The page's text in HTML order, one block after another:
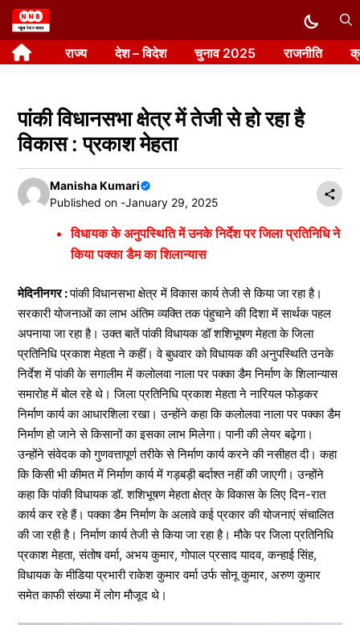
Skip
to
content राज्य देश – विदेश चुनाव 2025 राजनीति
पांकी विधानसभा क्षेत्र में तेजी से हो रहा है
विकास : प्रकाश मेहता
Manisha Kumari
Published on -January 29, 2025
विधायक के अनुपस्थिति में उनके निर्देश पर जिला प्रतिनिधि ने
किया पक्का डैम का शिलान्यास
मेदिनीनगर :पांकी विधानसभा क्षेत्र में विकास कार्य तेजी से किया जा रहा है।
सरकारी योजनाओं का लाभ अंतिम व्यक्ति तक पंहुचाने की दिशा में सार्थक पहल
अपनाया जा रहा है। उक्त बातें पांकी विधायक डॉ शशिभूषण मेहता के जिला
प्रतिनिधि प्रकाश मेहता ने कहीं। वे बुधवार को विधायक की अनुपस्थिति उनके
निर्देश में पांकी के सगालीम में कलोलवा नाला पर पक्का डैम निर्माण के शिलान्यास
समारोह में बोल रहे थे। जिला प्रतिनिधि प्रकाश मेहता ने नारियल फोड़कर
निर्माण कार्य का आधारशिला रखा। उन्होंने कहा कि कलोलवा नाला पर पक्का डैम
निर्माण हो जाने से किसानों का इसका लाभ मिलेगा। पानी की लेयर बढ़ेगा।
उन्होंने संवेदक को गुणवत्तापूर्ण तरीके से निर्माण कार्य करने की नसीहत दी। कहा
कि किसी भी कीमत में निर्माण कार्य में गड़बड़ी बर्दाश्त नहीं की जाएगी। उन्होंने
कहा कि पांकी विधायक डॉ. शशिभूषण मेहता क्षेत्र के विकास के लिए दिन-रात
कार्य कर रहे हैं। पक्का डैम निर्माण के अलावे कई प्रकार की योजनाएं संचालित
की जा रही है। निर्माण कार्य तेजी से किया जा रहा है। मौके पर जिला प्रतिनिधि
प्रकाश मेहता, संतोष वर्मा, अभय कुमार, गोपाल प्रसाद यादव, कन्हाई सिंह,
विधायक के मीडिया प्रभारी राकेश कुमार वर्मा उर्फ सोनू कुमार, अरुण कुमार
समेत काफी संख्या में लोग मौजूद थे।